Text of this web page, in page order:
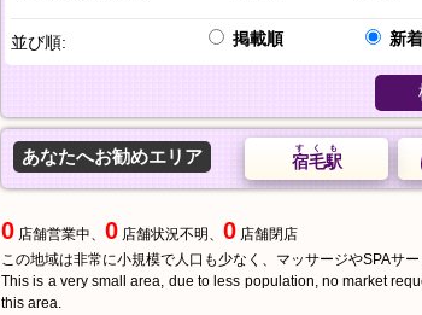
並び順: 掲載順 新
あなたへお勧めエリア 宿毛駅
すくも
0 店舗営業中、 0 店舗状況不明、 0 店舗閉店
この地域は非常に小規模で人口も少なく、マッサージやSPAサ
This is a very small area, due to less population, no market
this area.